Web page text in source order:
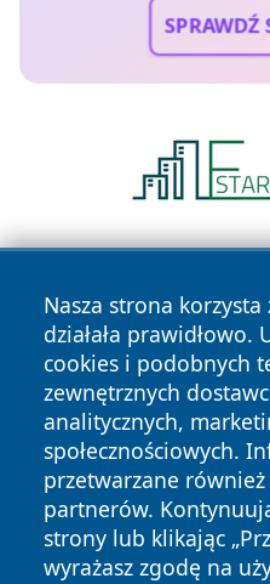
SPRAWDŹ
Nasza strona
działała
cookies i podobnych
zewnętrznych
analitycznych,
społecznościowych.
przetwarzane również
partnerów.
strony lub klikając
wyrażasz zgodę na
Copyright © 2026
zastrzeżone.
News Autorzy
Polityka